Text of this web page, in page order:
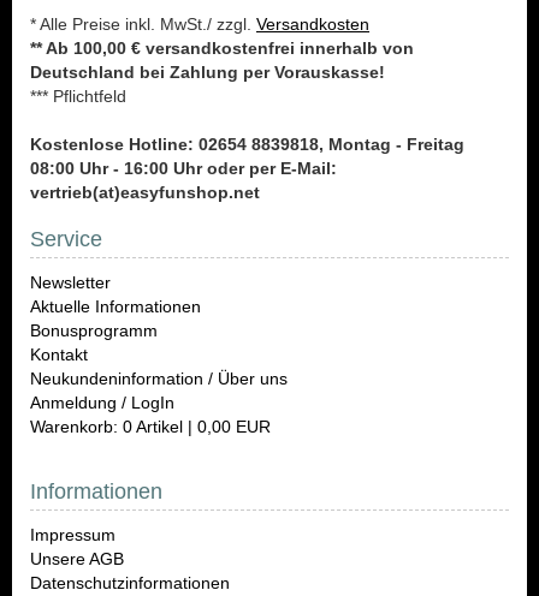
* Alle Preise inkl. MwSt./ zzgl. Versandkosten
** Ab 100,00 € versandkostenfrei innerhalb von
Deutschland bei Zahlung per Vorauskasse!
*** Pflichtfeld
Kostenlose Hotline: 02654 8839818, Montag - Freitag
08:00 Uhr - 16:00 Uhr oder per E-Mail:
vertrieb(at)easyfunshop.net
Service
Newsletter
Aktuelle Informationen
Bonusprogramm
Kontakt
Neukundeninformation / Über uns
Anmeldung / LogIn
Warenkorb: 0 Artikel | 0,00 EUR
Informationen
Impressum
Unsere AGB
Datenschutzinformationen